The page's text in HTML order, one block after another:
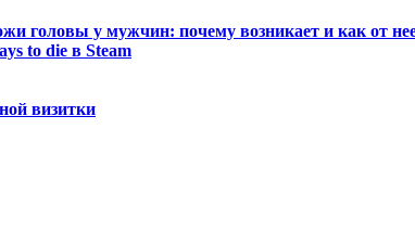
головы у мужчин: почему возникает и как от
to die в Steam
визитки